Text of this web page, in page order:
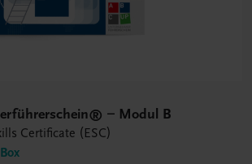
– Modul B
Certificate (ESC)